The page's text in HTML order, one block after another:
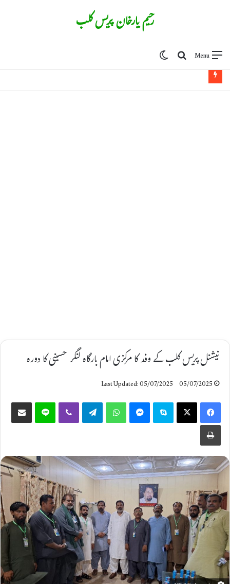
رحیم یارخان پریس کلب
Menu
Search for
نیشنل پریس کلب کے وفد کا مرکزی امام بارگاہ لنگر حسینی کا دورہ
05/07/2025
Last Updated: 05/07/2025
Facebook
X
Skype
WhatsApp
Telegram
Line